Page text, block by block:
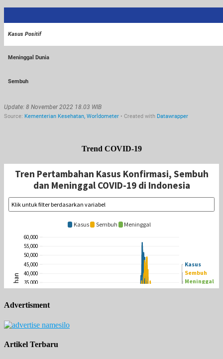
Trend COVID-19
Advertisment
Artikel Terbaru